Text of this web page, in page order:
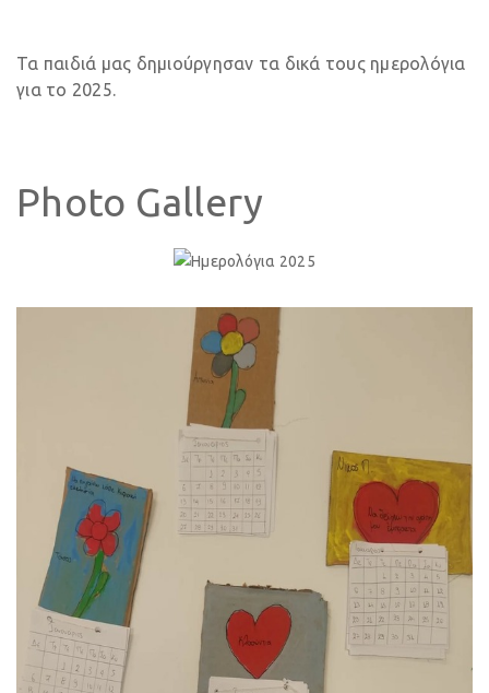
Τα παιδιά μας δημιούργησαν τα δικά τους ημερολόγια
για το 2025.
Photo Gallery